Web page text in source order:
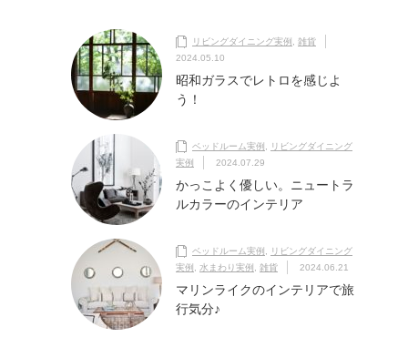
リビングダイニング実例
雑貨
2024.05.10
昭和ガラスでレトロを感じよ
う！
ベッドルーム実例
リビングダイニング
実例
2024.07.29
かっこよく優しい。ニュートラ
ルカラーのインテリア
ベッドルーム実例
リビングダイニング
実例
水まわり実例 雑貨 2024.06.21
マリンライクのインテリアで旅
行気分♪